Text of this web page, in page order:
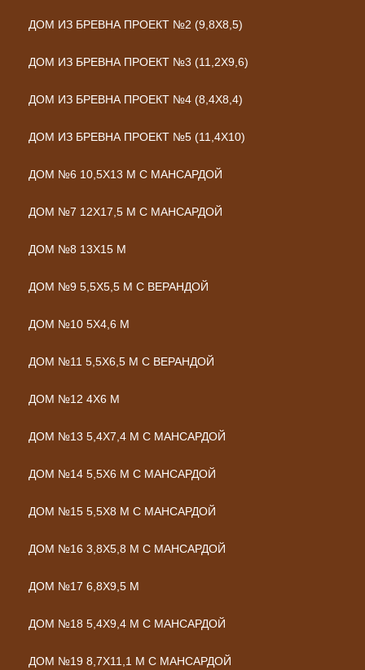
ДОМ ИЗ БРЕВНА ПРОЕКТ №2 (9,8Х8,5)
ДОМ ИЗ БРЕВНА ПРОЕКТ №3 (11,2Х9,6)
ДОМ ИЗ БРЕВНА ПРОЕКТ №4 (8,4Х8,4)
ДОМ ИЗ БРЕВНА ПРОЕКТ №5 (11,4Х10)
ДОМ №6 10,5Х13 М С МАНСАРДОЙ
ДОМ №7 12Х17,5 М С МАНСАРДОЙ
ДОМ №8 13Х15 М
ДОМ №9 5,5Х5,5 М С ВЕРАНДОЙ
ДОМ №10 5Х4,6 М
ДОМ №11 5,5Х6,5 М С ВЕРАНДОЙ
ДОМ №12 4Х6 М
ДОМ №13 5,4Х7,4 М С МАНСАРДОЙ
ДОМ №14 5,5Х6 М С МАНСАРДОЙ
ДОМ №15 5,5Х8 М С МАНСАРДОЙ
ДОМ №16 3,8Х5,8 М С МАНСАРДОЙ
ДОМ №17 6,8Х9,5 М
ДОМ №18 5,4Х9,4 М С МАНСАРДОЙ
ДОМ №19 8,7Х11,1 М С МАНСАРДОЙ